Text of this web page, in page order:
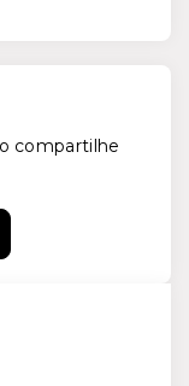
compartilhe